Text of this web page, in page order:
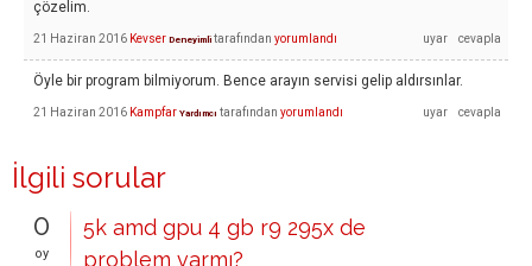
çözelim.
21 Haziran 2016 Kevser Deneyimli tarafından yorumlandı
Öyle bir program bilmiyorum. Bence arayın servisi gelip aldırsınlar.
21 Haziran 2016 Kampfar Yardımcı tarafından yorumlandı
İlgili sorular
0
oy
5k amd gpu 4 gb r9 295x de
problem varmı?